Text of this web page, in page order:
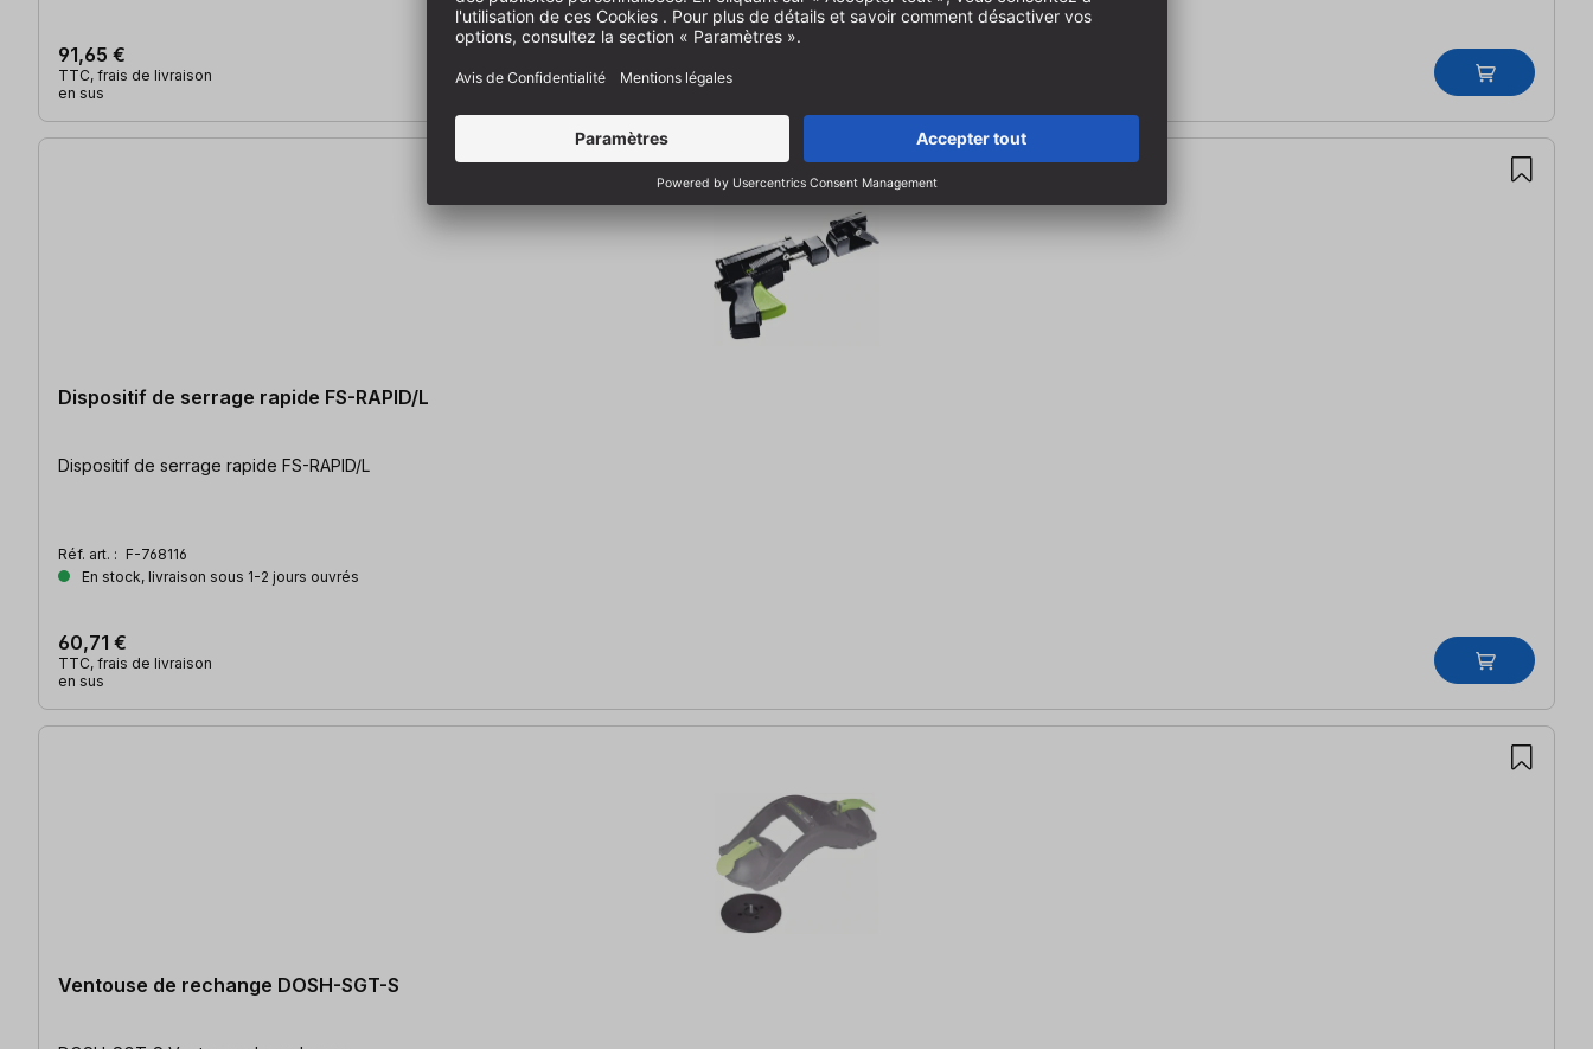
91,65 €
TTC, frais de livraison
en sus
Dispositif de serrage rapide FS-RAPID/L
Dispositif de serrage rapide FS-RAPID/L
Réf. art. : F-768116
En stock, livraison sous 1-2 jours ouvrés
60,71 €
TTC, frais de livraison
en sus
Ventouse de rechange DOSH-SGT-S